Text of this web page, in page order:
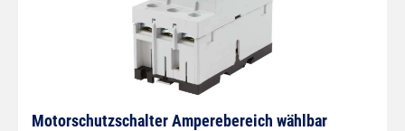
Motorschutzschalter Amperebereich wählbar